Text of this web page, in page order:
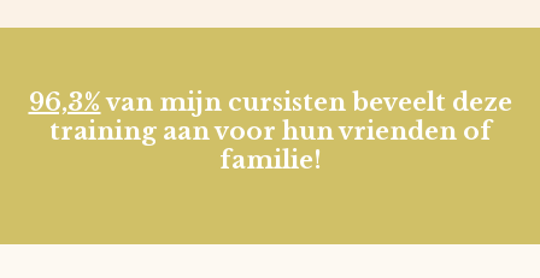
96,3%van mijn cursisten beveelt deze
training aan voor hun vrienden of
familie!